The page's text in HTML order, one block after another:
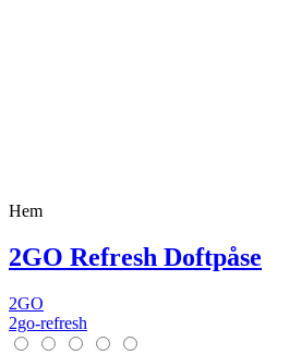
Hem
2GO Refresh Doftpåse
2GO
2go-refresh